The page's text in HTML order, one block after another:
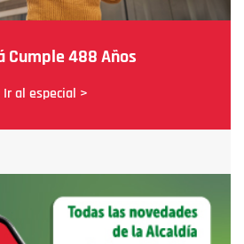
Cumple 488 Años
Ir al especial >